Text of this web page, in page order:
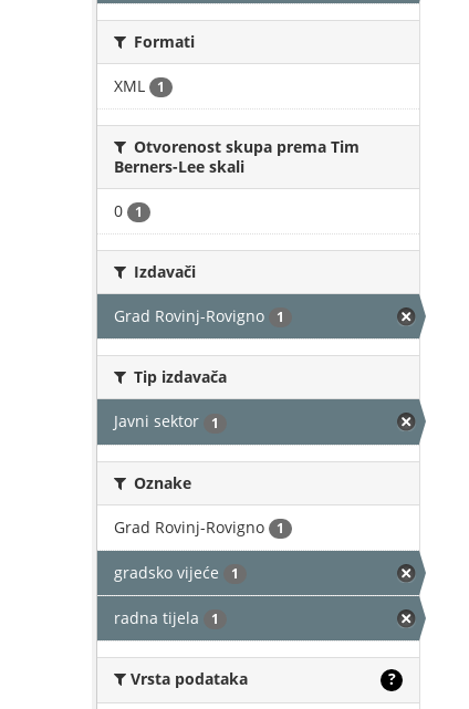
Formati
XML 1
Otvorenost skupa prema Tim
Berners-Lee skali
0 1
Izdavači
Grad Rovinj-Rovigno 1
Tip izdavača
Javni sektor 1
Oznake
Grad Rovinj-Rovigno 1
gradsko vijeće 1
radna tijela 1
Vrsta podataka ?